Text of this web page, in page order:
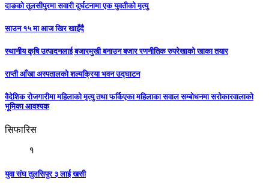
दाङको तुलसीपुरमा सवारी दुर्घटनामा एक युवतीको मृत्यु
साउन १५ मा आज खिर खाइँदै
स्थानीय कृषि उत्पादनलाई बजारमुखी बनाउन बजार रणनीतिक रुपरेखाको खाका तयार
राप्ती आँखा अस्पतालको शल्यक्रिया भवन उद्घाटन
वैदेशिक रोजगारीमा महिलाको मृत्यु तथा फर्किएका महिलाका सवाल सम्बोधनमा सरोकारवालाको
भूमिका आवश्यक
सिफारिस
१
युवा संघ तुलसिपुर ३ लाई खसी